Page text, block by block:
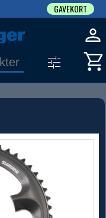
GAVEKORT
søket